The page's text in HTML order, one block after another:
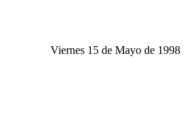
Viernes 15 de Mayo de 1998